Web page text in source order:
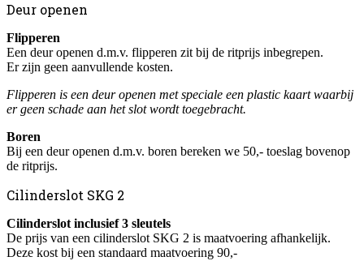
Deur openen
Flipperen
Een deur openen d.m.v. flipperen zit bij de ritprijs inbegrepen.
Er zijn geen aanvullende kosten.
Flipperen is een deur openen met speciale een plastic kaart waarbij
er geen schade aan het slot wordt toegebracht.
Boren
Bij een deur openen d.m.v. boren bereken we 50,- toeslag bovenop
de ritprijs.
Cilinderslot SKG 2
Cilinderslot inclusief 3 sleutels
De prijs van een cilinderslot SKG 2 is maatvoering afhankelijk.
Deze kost bij een standaard maatvoering 90,-